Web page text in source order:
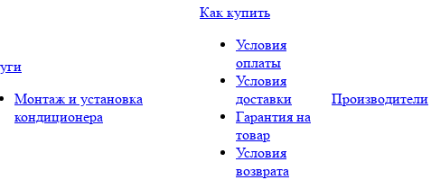
Монтаж и установка
кондиционера
Как купить
Условия
оплаты
Условия
доставки
Гарантия на
товар
Условия
возврата
Производители